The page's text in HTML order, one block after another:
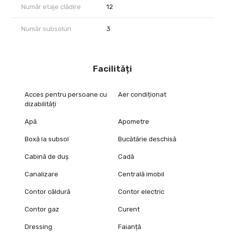
Număr etaje clădire 12
Număr subsoluri 3
Facilități
Acces pentru persoane cu
dizabilități
Aer condiționat
Apă Apometre
Boxă la subsol Bucătărie deschisă
Cabină de duș Cadă
Canalizare Centrală imobil
Contor căldură Contor electric
Contor gaz Curent
Dressing Faianță